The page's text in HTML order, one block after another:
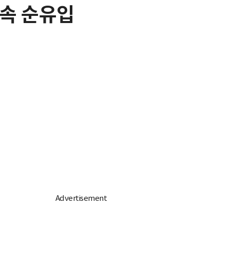
순유입